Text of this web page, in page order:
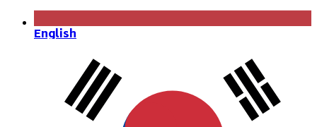
English